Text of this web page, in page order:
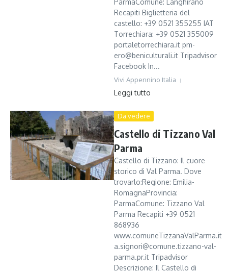
ParmaComune: Langhirano
Recapiti Biglietteria del
castello: +39 0521 355255 IAT
Torrechiara: +39 0521 355009
portaletorrechiara.it pm-
ero@beniculturali.it Tripadvisor
Facebook In...
Vivi Appennino Italia
Leggi tutto
Da vedere
Castello di Tizzano Val
Parma
Castello di Tizzano: Il cuore
storico di Val Parma. Dove
trovarlo:Regione: Emilia-
RomagnaProvincia:
ParmaComune: Tizzano Val
Parma Recapiti +39 0521
868936
www.comuneTizzanaValParma.it
a.signori@comune.tizzano-val-
parma.pr.it Tripadvisor
Descrizione: Il Castello di